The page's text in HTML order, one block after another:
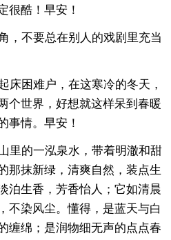
很酷！早安！
，不要总在别人的戏剧里充当
床困难户，在这寒冷的冬天，
个世界，好想就这样呆到春暖
事情。早安！
里的一泓泉水，带着明澈和甜
那抹新绿，清爽自然，装点生
泊生香，芳香怡人；它如清晨
不染风尘。懂得，是蓝天与白
缠绵；是润物细无声的点点春